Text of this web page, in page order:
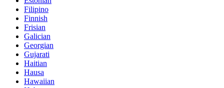
Filipino
Finnish
Frisian
Galician
Georgian
Gujarati
Haitian
Hausa
Hawaiian